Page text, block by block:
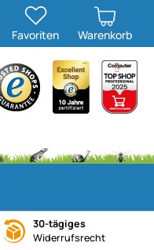
Favoriten Warenkorb
30-tägiges
Widerrufsrecht